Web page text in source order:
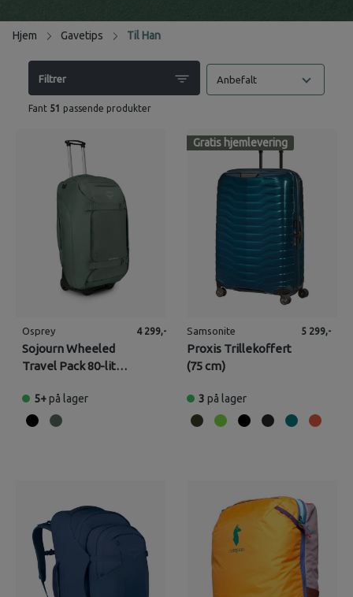
Hjem Gavetips Til Han
Filtrer Anbefalt
Fant 51 passende produkter
Osprey
Sojourn Wheeled
Travel Pack 80-liter
4 299,-
5+på lager
Gratis hjemlevering
Samsonite
Proxis Trillekoffert
(75 cm)
5 299,-
3 på lager